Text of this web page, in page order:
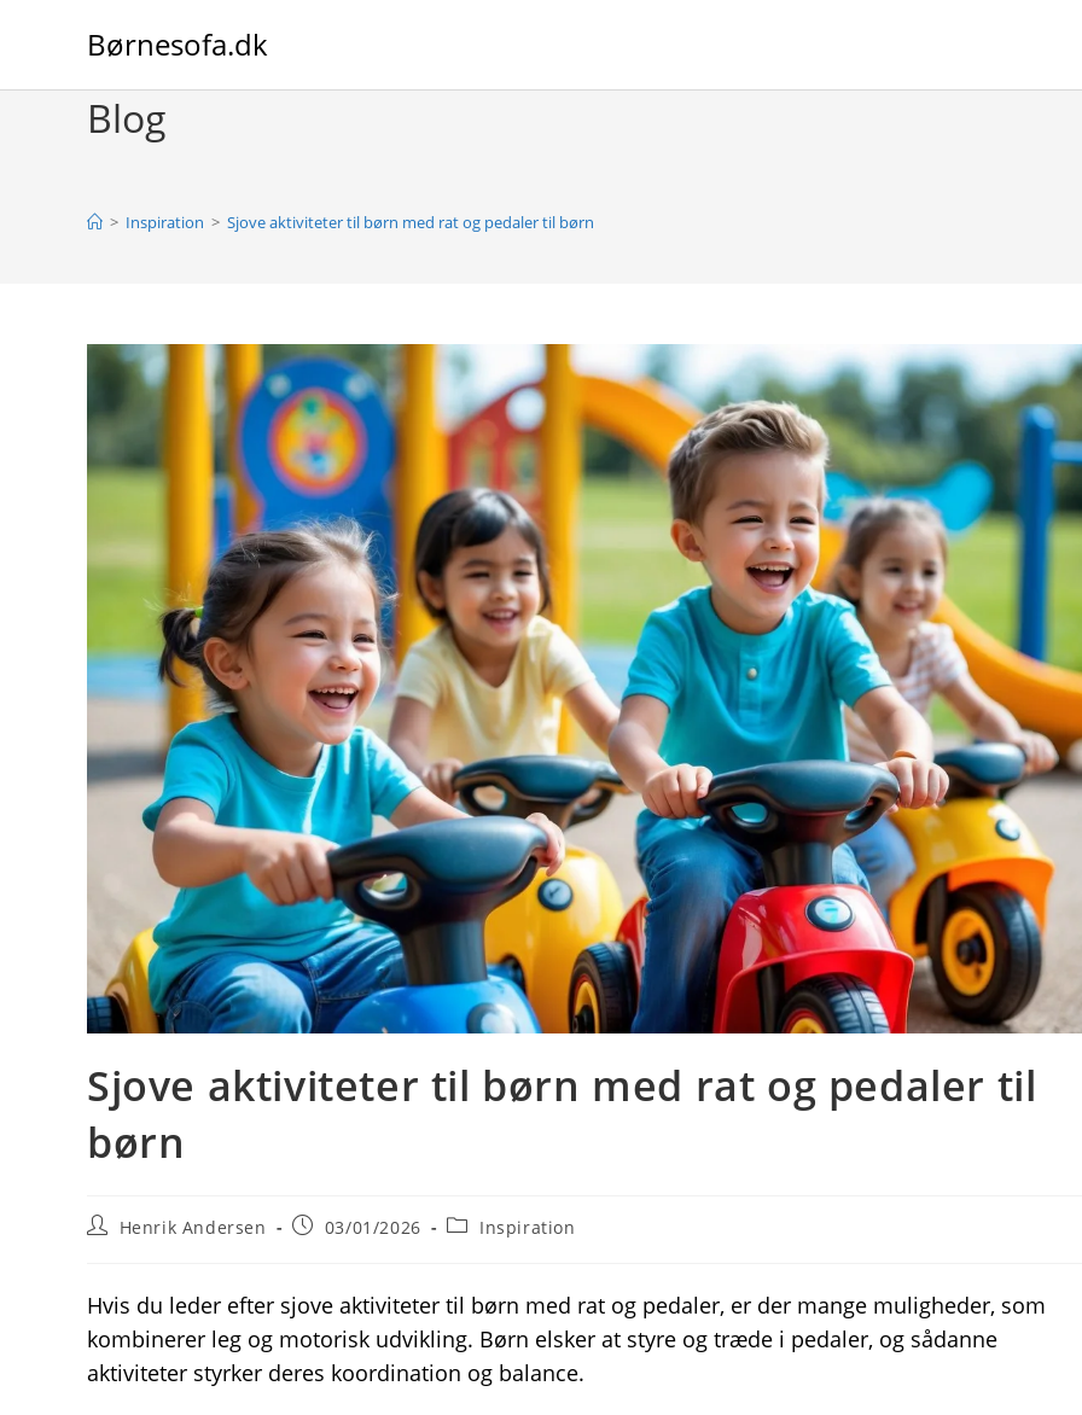
Børnesofa.dk
Blog
> Inspiration > Sjove aktiviteter til børn med rat og pedaler til børn
Sjove aktiviteter til børn med rat og pedaler til
børn
PostHenrik Andersen
Post03/01/2026
PostInspiration
Hvis du leder efter sjove aktiviteter til børn med rat og pedaler, er der mange muligheder, som
kombinerer leg og motorisk udvikling. Børn elsker at styre og træde i pedaler, og sådanne
aktiviteter styrker deres koordination og balance.